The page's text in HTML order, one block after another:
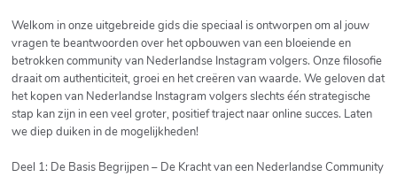
Welkom in onze uitgebreide gids die speciaal is ontworpen om al jouw
vragen te beantwoorden over het opbouwen van een bloeiende en
betrokken community van Nederlandse Instagram volgers. Onze filosofie
draait om authenticiteit, groei en het creëren van waarde. We geloven dat
het kopen van Nederlandse Instagram volgers slechts één strategische
stap kan zijn in een veel groter, positief traject naar online succes. Laten
we diep duiken in de mogelijkheden!
Deel 1: De Basis Begrijpen – De Kracht van een Nederlandse Community